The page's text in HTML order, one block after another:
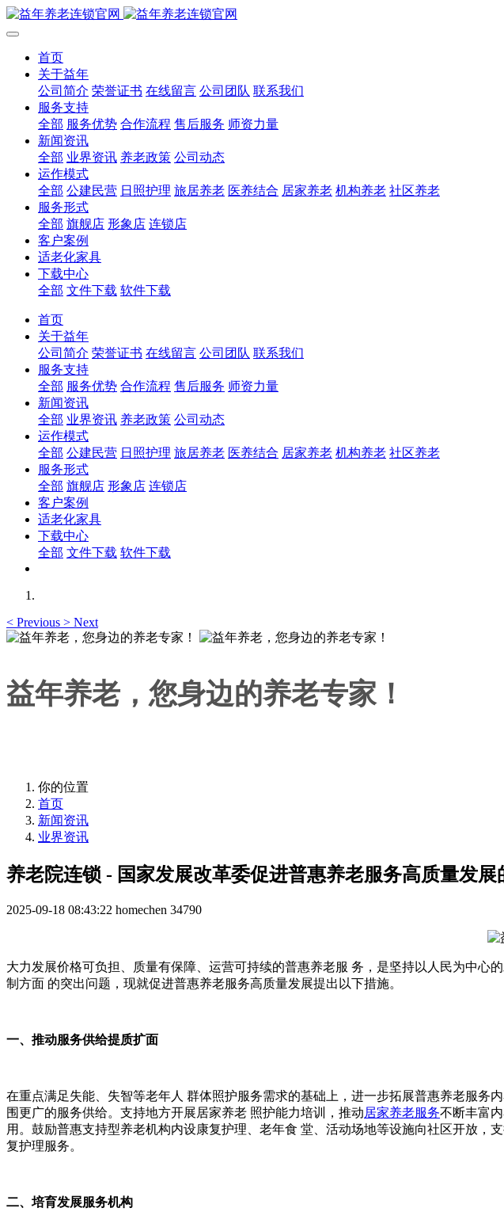
首页
关于益年
公司简介 荣誉证书 在线留言 公司团队 联系我们
服务支持
全部 服务优势 合作流程 售后服务 师资力量
新闻资讯
全部 业界资讯 养老政策 公司动态
运作模式
全部 公建民营 日照护理 旅居养老 医养结合 居家养老 机构养老 社区养老
服务形式
全部 旗舰店 形象店 连锁店
客户案例
适老化家具
下载中心
全部 文件下载 软件下载
首页
关于益年
公司简介 荣誉证书 在线留言 公司团队 联系我们
服务支持
全部 服务优势 合作流程 售后服务 师资力量
新闻资讯
全部 业界资讯 养老政策 公司动态
运作模式
全部 公建民营 日照护理 旅居养老 医养结合 居家养老 机构养老 社区养老
服务形式
全部 旗舰店 形象店 连锁店
客户案例
适老化家具
下载中心
全部 文件下载 软件下载
< Previous > Next
益年养老，您身边的养老专家！
你的位置
首页
新闻资讯
业界资讯
养老院连锁 - 国家发展改革委促进普惠养老服务高质量发展
2025-09-18 08:43:22 homechen 34790
大力发展价格可负担、质量有保障、运营可持续的普惠养老服 务，是坚持以人民为中
制方面 的突出问题，现就促进普惠养老服务高质量发展提出以下措施。
一、推动服务供给提质扩面
在重点满足失能、失智等老年人 群体照护服务需求的基础上，进一步拓展普惠养老服
围更广的服务供给。支持地方开展居家养老 照护能力培训，推动居家养老服务不断丰富
用。鼓励普惠支持型养老机构内设康复护理、老年食 堂、活动场地等设施向社区开放
复护理服务。
二、培育发展服务机构